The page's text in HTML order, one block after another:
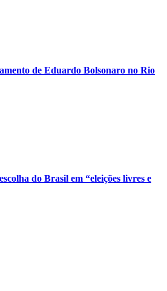
de Eduardo Bolsonaro no Rio
do Brasil em “eleições livres e